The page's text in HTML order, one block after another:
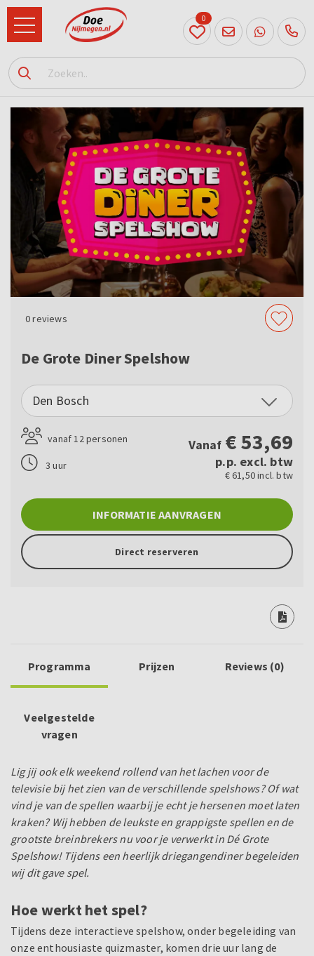
024
204
20 31
0
0reviews
De Grote Diner Spelshow
Den Bosch
vanaf 12 personen
3 uur
Vanaf €53,69
p.p. excl. btw
€ 61,50 incl. btw
INFORMATIE AANVRAGEN
Direct reserveren
Programma Prijzen Reviews (0)
Veelgestelde
vragen
Lig jij ook elk weekend rollend van het lachen voor de
televisie bij het zien van de verschillende spelshows? Of wat
vind je van de spellen waarbij je echt je hersenen moet laten
kraken? Wij hebben de leukste en grappigste spellen en de
grootste breinbrekers nu voor je verwerkt in Dé Grote
Spelshow! Tijdens een heerlijk driegangendiner begeleiden
wij dit gave spel.
Hoe werkt het spel?
Tijdens deze interactieve spelshow, onder begeleiding van
onze enthousiaste quizmaster, komen drie uur lang de